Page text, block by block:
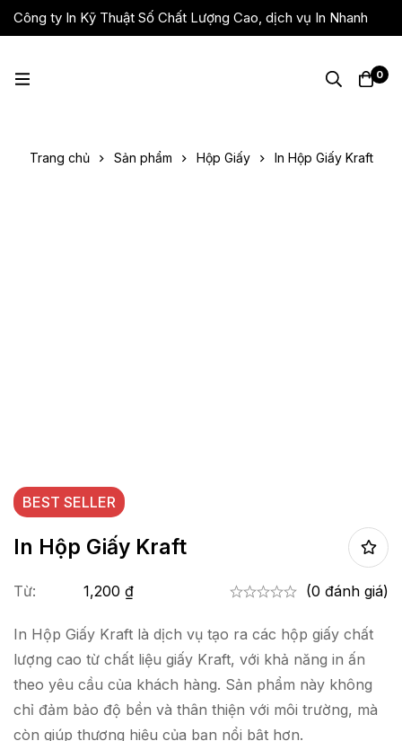
Công ty In Kỹ Thuật Số Chất Lượng Cao, dịch vụ In Nhanh
Giá Rẻ, Lấy Liền
0
Trang chủ Sản phẩm Hộp Giấy In Hộp Giấy Kraft
BEST SELLER
In Hộp Giấy Kraft
Từ: 1,200₫ (0 đánh giá)
In Hộp Giấy Kraft là dịch vụ tạo ra các hộp giấy chất
lượng cao từ chất liệu giấy Kraft, với khả năng in ấn
theo yêu cầu của khách hàng. Sản phẩm này không
chỉ đảm bảo độ bền và thân thiện với môi trường, mà
còn giúp thương hiệu của bạn nổi bật hơn.